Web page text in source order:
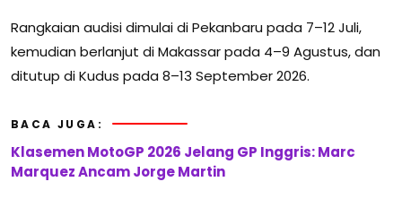
Rangkaian audisi dimulai di Pekanbaru pada 7–12 Juli,
kemudian berlanjut di Makassar pada 4–9 Agustus, dan
ditutup di Kudus pada 8–13 September 2026.
BACA JUGA:
Klasemen MotoGP 2026 Jelang GP Inggris: Marc
Marquez Ancam Jorge Martin